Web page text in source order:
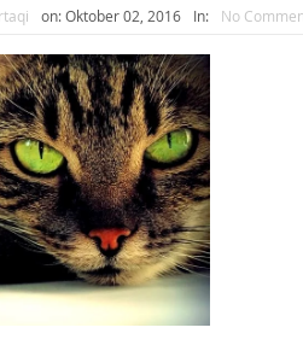
on:Oktober 02, 2016 In: No